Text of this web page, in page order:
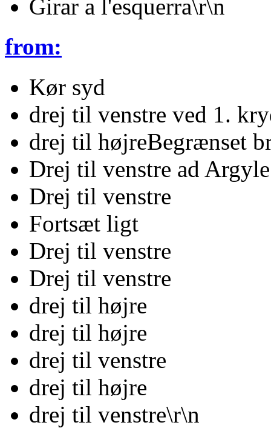
Girar a l'esquerra\r\n
from:
Kør syd
drej til venstre ved 1.
drej til højreBegrænset
Drej til venstre ad
Drej til venstre
Fortsæt ligt
Drej til venstre
Drej til venstre
drej til højre
drej til højre
drej til venstre
drej til højre
drej til venstre\r\n